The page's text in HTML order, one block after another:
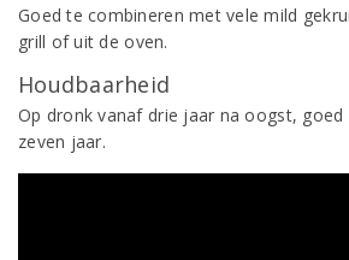
Goed te combineren met vele mild
grill of uit de oven.
Houdbaarheid
Op dronk vanaf drie jaar na oogst,
zeven jaar.